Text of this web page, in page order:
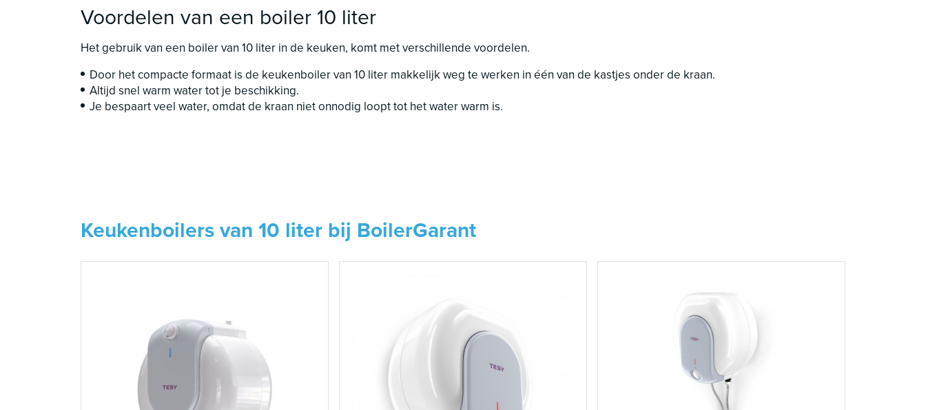
Voordelen van een boiler 10 liter
Het gebruik van een boiler van 10 liter in de keuken, komt met verschillende voordelen.
Door het compacte formaat is de keukenboiler van 10 liter makkelijk weg te werken in één van de kastjes onder de kraan.
Altijd snel warm water tot je beschikking.
Je bespaart veel water, omdat de kraan niet onnodig loopt tot het water warm is.
Keukenboilers van 10 liter bij BoilerGarant